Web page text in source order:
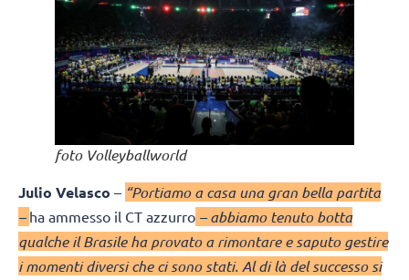
foto Volleyballworld
Julio Velasco – “Portiamo a casa una gran bella partita
–ha ammesso il CT azzurro – abbiamo tenuto botta
qualche il Brasile ha provato a rimontare e saputo gestire
i momenti diversi che ci sono stati. Al di là del successo si